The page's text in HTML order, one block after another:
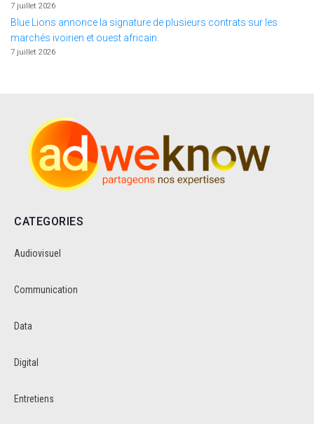
7 juillet 2026
Blue Lions annonce la signature de plusieurs contrats sur les
marchés ivoirien et ouest africain.
7 juillet 2026
CATEGORIES
Audiovisuel
Communication
Data
Digital
Entretiens